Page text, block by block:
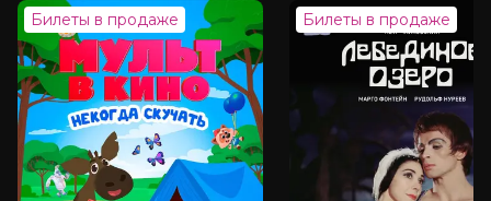
Билеты в продаже Билеты в продаже